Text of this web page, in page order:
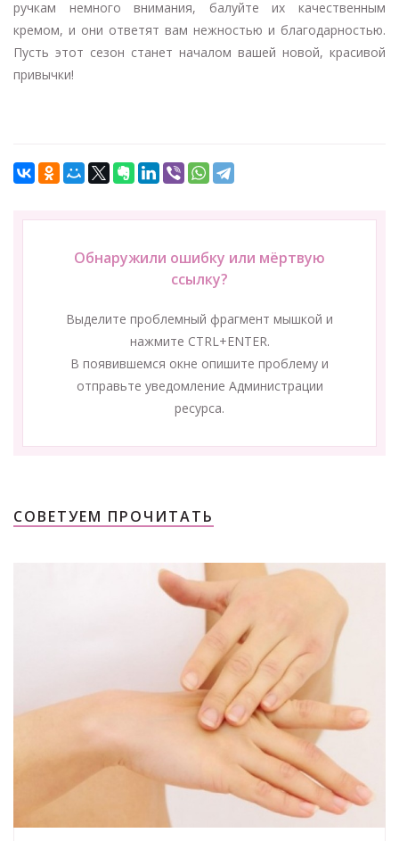
ручкам немного внимания, балуйте их качественным
кремом, и они ответят вам нежностью и благодарностью.
Пусть этот сезон станет началом вашей новой, красивой
привычки!
Обнаружили ошибку или мёртвую
ссылку?
Выделите проблемный фрагмент мышкой и
нажмите CTRL+ENTER.
В появившемся окне опишите проблему и
отправьте уведомление Администрации
ресурса.
СОВЕТУЕМ ПРОЧИТАТЬ